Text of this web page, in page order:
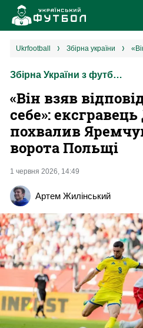
Збірна
УПЛ
ukrfootball збірна україни
Збірна України з футболу
«Він взяв
себе»:
похвалив
ворота Польщі
1 червня 2026, 14:49
Артем Жилінський